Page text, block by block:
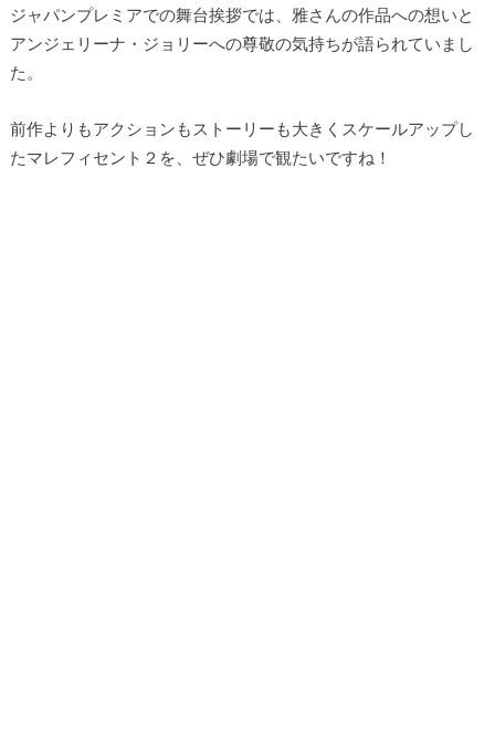
ジャパンプレミアでの舞台挨拶では、雅さんの作品への想いと
アンジェリーナ・ジョリーへの尊敬の気持ちが語られていまし
た。
前作よりもアクションもストーリーも大きくスケールアップし
たマレフィセント２を、ぜひ劇場で観たいですね！